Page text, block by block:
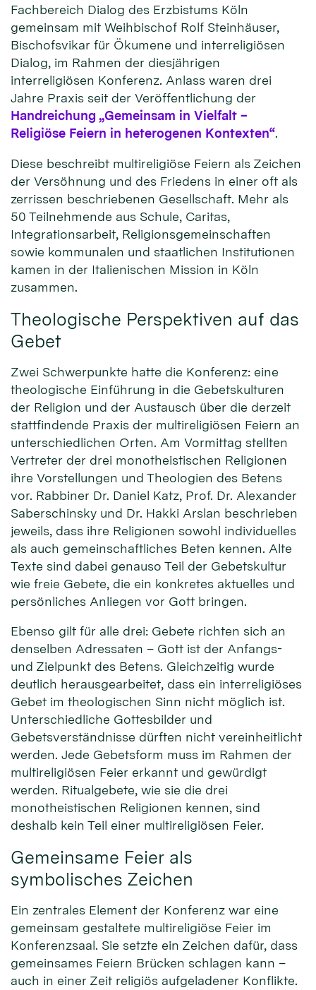
Fachbereich Dialog des Erzbistums Köln
gemeinsam mit Weihbischof Rolf Steinhäuser,
Bischofsvikar für Ökumene und interreligiösen
Dialog, im Rahmen der diesjährigen
interreligiösen Konferenz. Anlass waren drei
Jahre Praxis seit der Veröffentlichung der
Handreichung „Gemeinsam in Vielfalt –
Religiöse Feiern in heterogenen Kontexten“.
Diese beschreibt multireligiöse Feiern als Zeichen
der Versöhnung und des Friedens in einer oft als
zerrissen beschriebenen Gesellschaft. Mehr als
50 Teilnehmende aus Schule, Caritas,
Integrationsarbeit, Religionsgemeinschaften
sowie kommunalen und staatlichen Institutionen
kamen in der Italienischen Mission in Köln
zusammen.
Theologische Perspektiven auf das
Gebet
Zwei Schwerpunkte hatte die Konferenz: eine
theologische Einführung in die Gebetskulturen
der Religion und der Austausch über die derzeit
stattfindende Praxis der multireligiösen Feiern an
unterschiedlichen Orten. Am Vormittag stellten
Vertreter der drei monotheistischen Religionen
ihre Vorstellungen und Theologien des Betens
vor. Rabbiner Dr. Daniel Katz, Prof. Dr. Alexander
Saberschinsky und Dr. Hakki Arslan beschrieben
jeweils, dass ihre Religionen sowohl individuelles
als auch gemeinschaftliches Beten kennen. Alte
Texte sind dabei genauso Teil der Gebetskultur
wie freie Gebete, die ein konkretes aktuelles und
persönliches Anliegen vor Gott bringen.
Ebenso gilt für alle drei: Gebete richten sich an
denselben Adressaten – Gott ist der Anfangs-
und Zielpunkt des Betens. Gleichzeitig wurde
deutlich herausgearbeitet, dass ein interreligiöses
Gebet im theologischen Sinn nicht möglich ist.
Unterschiedliche Gottesbilder und
Gebetsverständnisse dürften nicht vereinheitlicht
werden. Jede Gebetsform muss im Rahmen der
multireligiösen Feier erkannt und gewürdigt
werden. Ritualgebete, wie sie die drei
monotheistischen Religionen kennen, sind
deshalb kein Teil einer multireligiösen Feier.
Gemeinsame Feier als
symbolisches Zeichen
Ein zentrales Element der Konferenz war eine
gemeinsam gestaltete multireligiöse Feier im
Konferenzsaal. Sie setzte ein Zeichen dafür, dass
gemeinsames Feiern Brücken schlagen kann –
auch in einer Zeit religiös aufgeladener Konflikte.